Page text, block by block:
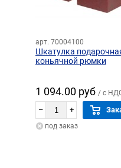
арт. 70004100
Шкатулка
коньячной рюмки
1 094.00 руб / с
– +
под заказ